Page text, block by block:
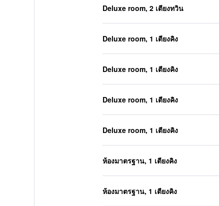
Deluxe room, 2 เตียงทวิน
Deluxe room, 1 เตียงคิง
Deluxe room, 1 เตียงคิง
Deluxe room, 1 เตียงคิง
Deluxe room, 1 เตียงคิง
ห้องมาตรฐาน, 1 เตียงคิง
ห้องมาตรฐาน, 1 เตียงคิง